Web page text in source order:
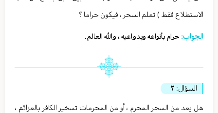
الاستطلاع فقط ) تعلم السحر ، فيكون حراما ؟
الجواب: حرام بأنواعه وبدواعيه ، والله العالم.
السؤال: ٢
هل يعد من السحر المحرم ، أو من المحرمات تسخير الكافر بالعزائم ،